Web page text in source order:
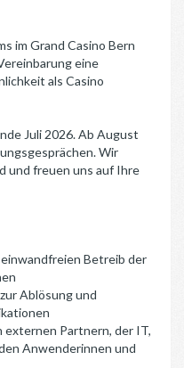
im Grand Casino Bern
eine
als Casino
Juli 2026. Ab August
Wir
und freuen uns auf Ihre
Betreib der
Ablösung und
Partnern, der IT,
Anwenderinnen und